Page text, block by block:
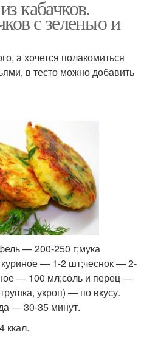
кабачков.
с зеленью и
а хочется полакомиться
в тесто можно добавить
— 200-250 г;мука
— 1-2 шт;чеснок — 2-
— 100 мл;соль и перец —
укроп) — по вкусу.
— 30-35 минут.
ккал.